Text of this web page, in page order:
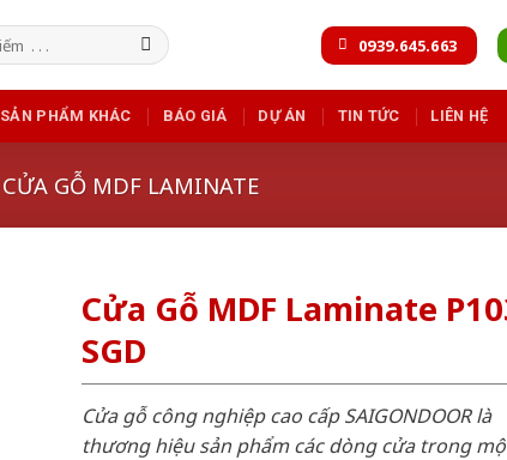
0939.645.663
SẢN PHẨM KHÁC BÁO GIÁ DỰ ÁN TIN TỨC LIÊN HỆ
CỬA GỖ MDF LAMINATE
Cửa Gỗ MDF Laminate
SGD
Cửa gỗ công nghiệp cao cấp SAIGONDOOR là
thương hiệu sản phẩm các dòng cửa trong